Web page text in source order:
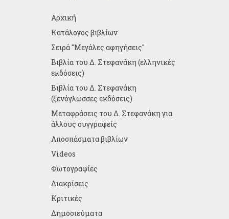
Αρχική
Κατάλογος βιβλίων
Σειρά "Μεγάλες αφηγήσεις"
Βιβλία του Δ. Στεφανάκη (ελληνικές
εκδόσεις)
Βιβλία του Δ. Στεφανάκη
(ξενόγλωσσες εκδόσεις)
Μεταφράσεις του Δ. Στεφανάκη για
άλλους συγγραφείς
Αποσπάσματα βιβλίων
Videos
Φωτογραφίες
Διακρίσεις
Κριτικές
Δημοσιεύματα